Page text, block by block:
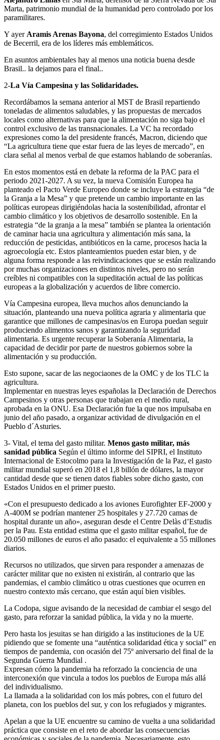
Marta, patrimonio mundial de la humanidad pero controlado por los
paramilitares.
Y ayer Aramis Arenas Bayona, del corregimiento Estados Unidos
de Becerril, era de los líderes más emblemáticos.
En asuntos ambientales hay al menos una noticia buena desde
Brasil.. la dejamos para el final..
2-La Vía Campesina y las Solidaridades.
Recordábamos la semana anterior al MST de Brasil repartiendo
toneladas de alimentos saludables, y las propuestas de mercados
locales como alternativas para que la alimentación no siga bajo el
control exclusivo de las transnacionales. La VC ha recordado
expresiones como la del presidente francés, Macron, diciendo que
“La agricultura tiene que estar fuera de las leyes de mercado”, en
clara señal al menos verbal de que estamos hablando de soberanías.
En estos momentos está en debate la reforma de la PAC para el
periodo 2021-2027. A su vez, la nueva Comisión Europea ha
planteado el Pacto Verde Europeo donde se incluye la estrategia “de
la Granja a la Mesa” y que pretende un cambio importante en las
políticas europeas dirigiéndolas hacia la sostenibilidad, afrontar el
cambio climático y los objetivos de desarrollo sostenible. En la
estrategia “de la granja a la mesa” también se plantea la orientación
de caminar hacia una agricultura y alimentación más sana, la
reducción de pesticidas, antibióticos en la carne, procesos hacia la
agroecología etc. Estos planteamientos pueden estar bien, y de
alguna forma responde a las reivindicaciones que se están realizando
por muchas organizaciones en distintos niveles, pero no serán
creíbles ni compatibles con la supeditación actual de las políticas
europeas a la globalización y acuerdos de libre comercio.
Vía Campesina europea, lleva muchos años denunciando la
situación, planteando una nueva política agraria y alimentaria que
garantice que millones de campesinas/os en Europa puedan seguir
produciendo alimentos sanos y garantizando la seguridad
alimentaria. Es urgente recuperar la Soberanía Alimentaria, la
capacidad de decidir por parte de nuestros gobiernos sobre la
alimentación y su producción.
Esto supone, sacar de las negociaones de la OMC y de los TLC la
agricultura.
Implementar en nuestras leyes españolas la Declaración de Derechos
Campesinos y otras personas que trabajan en el medio rural,
aprobada en la ONU. Esa Declaración fue la que nos impulsaba en
junio del año pasado, a organizar actividad de divulgación en el
Pueblo d´Asturies.
3- Vital, el tema del gasto militar. Menos gasto militar, más
sanidad pública Según el último informe del SIPRI, el Instituto
Internacional de Estocolmo para la Investigación de la Paz, el gasto
militar mundial superó en 2018 el 1,8 billón de dólares, la mayor
cantidad desde que se tienen datos fiables sobre dicho gasto, con
Estados Unidos en el primer puesto.
«Con el presupuesto dedicado a los aviones Eurofighter EF-2000 y
A-400M se podrían mantener 25 hospitales y 27.720 camas de
hospital durante un año», aseguran desde el Centre Delàs d’Estudis
per la Pau. Esta entidad estima que el gasto militar español, fue de
20.050 millones de euros el año pasado: el equivalente a 55 millones
diarios.
Recursos no utilizados, que sirven para responder a amenazas de
carácter militar que no existen ni existirán, al contrario que las
pandemias, el cambio climático u otras cuestiones que ocurren en
nuestro contexto más cercano, que están aquí bien visibles.
La Codopa, sigue avisando de la necesidad de cambiar el sesgo del
gasto, para reforzar la sanidad pública, la vida y no la muerte.
Pero hasta los jesuitas se han dirigido a las instituciones de la UE
pidiendo que se fomente una “auténtica solidaridad ética y social” en
tiempos de pandemia, con ocasión del 75º aniversario del final de la
Segunda Guerra Mundial .
Expresan cómo la pandemia ha reforzado la conciencia de una
interconexión que vincula a todos los pueblos de Europa más allá
del individualismo.
La llamada a la solidaridad con los más pobres, con el futuro del
planeta, con los pueblos del sur, y con los refugiados y migrantes.
Apelan a que la UE encuentre su camino de vuelta a una solidaridad
práctica que consiste en el reto de abordar las consecuencias